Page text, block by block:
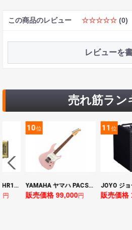
この商品のレビュー ☆☆☆☆☆ (0)
レビューを
売れ筋ラン
YAMAHA ヤマハ PACS+12 ASP Pacifica Standard Plus パシフィカスタンダードプラス エレキギター
販売価格 99,000円 販売価格